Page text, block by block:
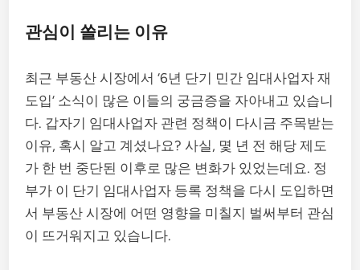
관심이 쏠리는 이유
최근 부동산 시장에서 ‘6년 단기 민간 임대사업자 재
도입’ 소식이 많은 이들의 궁금증을 자아내고 있습니
다. 갑자기 임대사업자 관련 정책이 다시금 주목받는
이유, 혹시 알고 계셨나요? 사실, 몇 년 전 해당 제도
가 한 번 중단된 이후로 많은 변화가 있었는데요. 정
부가 이 단기 임대사업자 등록 정책을 다시 도입하면
서 부동산 시장에 어떤 영향을 미칠지 벌써부터 관심
이 뜨거워지고 있습니다.